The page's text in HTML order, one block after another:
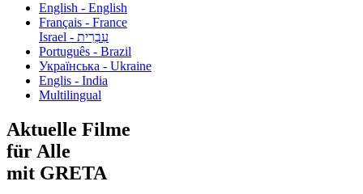
English - English
Français - France
עִבְרִית - Israel
Português - Brazil
Українська - Ukraine
Englis - India
Multilingual
Aktuelle Filme
für Alle
mit GRETA